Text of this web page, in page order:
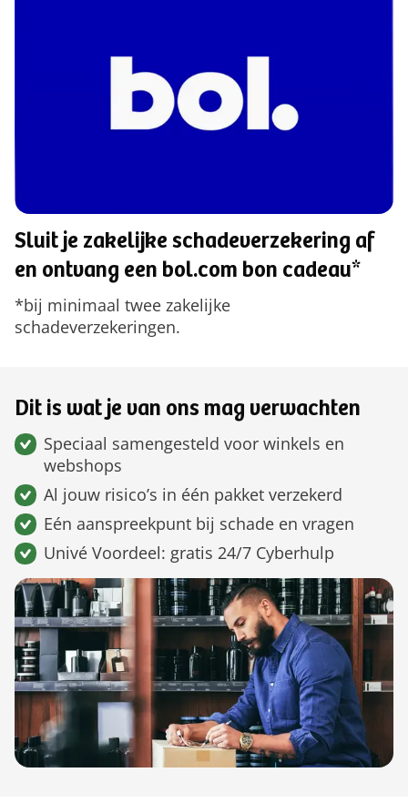
Sluit je zakelijke schadeverzekering af
en ontvang een bol.com bon cadeau*
*bij minimaal twee zakelijke
schadeverzekeringen.
Dit is wat je van ons mag verwachten
Speciaal samengesteld voor winkels en
webshops
Al jouw risico’s in één pakket verzekerd
Eén aanspreekpunt bij schade en vragen
Univé Voordeel: gratis 24/7 Cyberhulp